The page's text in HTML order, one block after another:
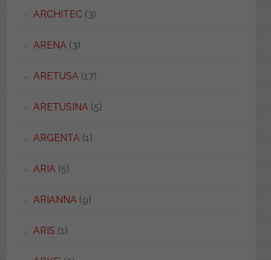
ARCHITEC(3)
ARENA(3)
ARETUSA(17)
ARETUSINA(5)
ARGENTA(1)
ARIA(5)
ARIANNA(9)
ARIS (1)